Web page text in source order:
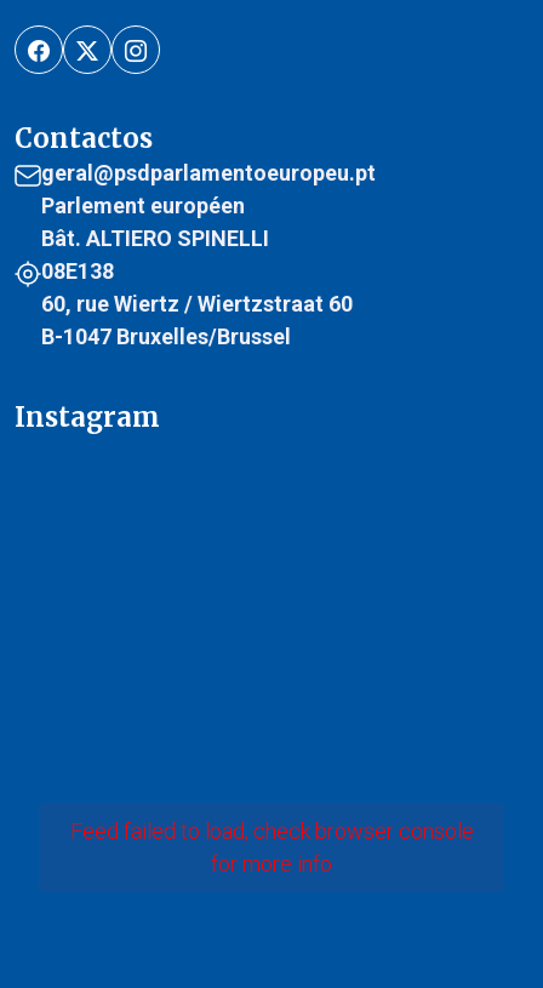
Contactos
geral@psdparlamentoeuropeu.pt
Parlement européen
Bât. ALTIERO SPINELLI
08E138
60, rue Wiertz / Wiertzstraat 60
B-1047 Bruxelles/Brussel
Instagram
Feed failed to load, check browser console
for more info